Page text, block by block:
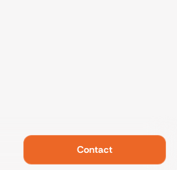
Contact